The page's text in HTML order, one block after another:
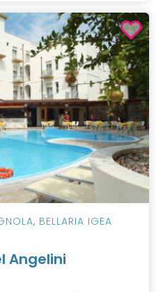
, BELLARIA IGEA
Angelini